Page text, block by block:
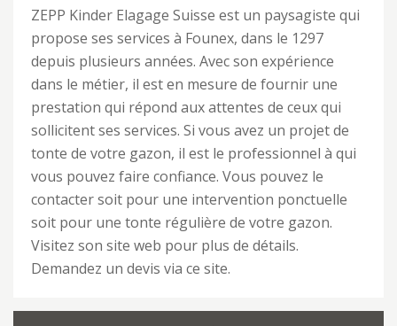
ZEPP Kinder Elagage Suisse est un paysagiste qui
propose ses services à Founex, dans le 1297
depuis plusieurs années. Avec son expérience
dans le métier, il est en mesure de fournir une
prestation qui répond aux attentes de ceux qui
sollicitent ses services. Si vous avez un projet de
tonte de votre gazon, il est le professionnel à qui
vous pouvez faire confiance. Vous pouvez le
contacter soit pour une intervention ponctuelle
soit pour une tonte régulière de votre gazon.
Visitez son site web pour plus de détails.
Demandez un devis via ce site.